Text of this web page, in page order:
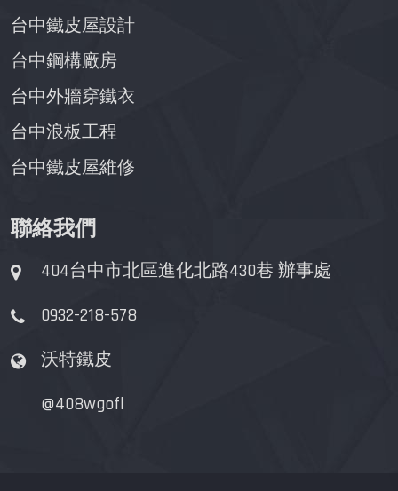
台中鐵皮屋設計
台中鋼構廠房
台中外牆穿鐵衣
台中浪板工程
台中鐵皮屋維修
聯絡我們
404台中市北區進化北路430巷 辦事處
0932-218-578
沃特鐵皮
@408wgofl